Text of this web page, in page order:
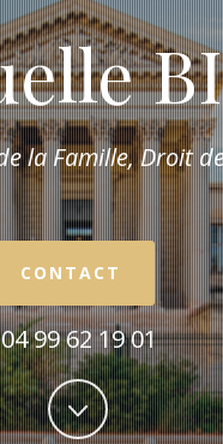
la Famille,Droit
CONTACT
04 99 62 19 01